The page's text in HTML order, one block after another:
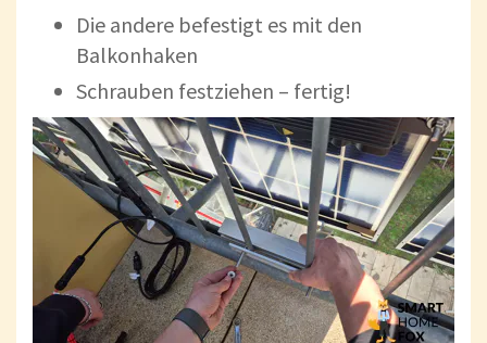
Die andere befestigt es mit den
Balkonhaken
Schrauben festziehen – fertig!